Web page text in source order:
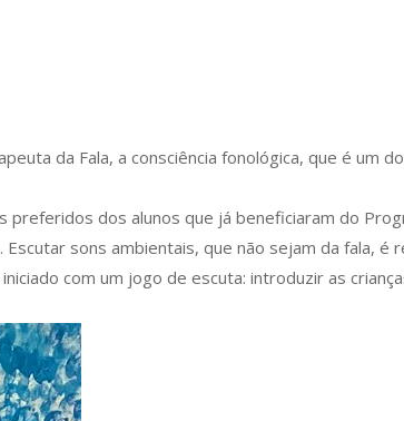
da Fala, a consciência fonológica, que é um
dos alunos que já beneficiaram do
sons ambientais, que não sejam da fala, é
com um jogo de escuta: introduzir as